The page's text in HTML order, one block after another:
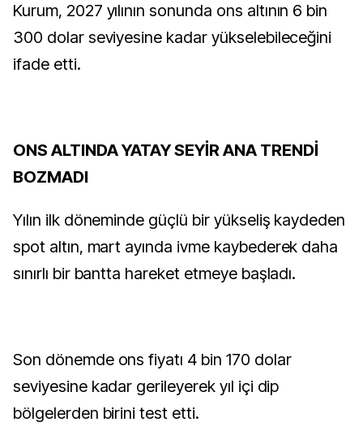
Kurum, 2027 yılının sonunda ons altının 6 bin
300 dolar seviyesine kadar yükselebileceğini
ifade etti.
ONS ALTINDA YATAY SEYİR ANA TRENDİ
BOZMADI
Yılın ilk döneminde güçlü bir yükseliş kaydeden
spot altın, mart ayında ivme kaybederek daha
sınırlı bir bantta hareket etmeye başladı.
Son dönemde ons fiyatı 4 bin 170 dolar
seviyesine kadar gerileyerek yıl içi dip
bölgelerden birini test etti.